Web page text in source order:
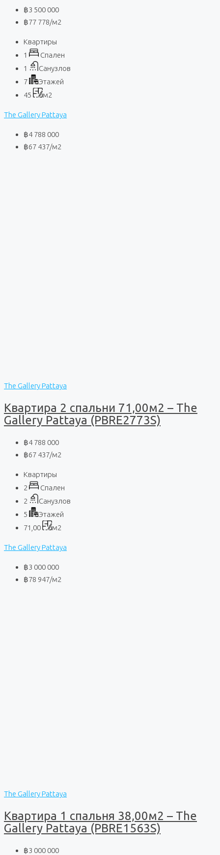
฿3 500 000
฿77 778/м2
Квартиры
1
Спален
1
Санузлов
7
Этажей
45
м2
The Gallery Pattaya
฿4 788 000
฿67 437/м2
The Gallery Pattaya
Квартира 2 спальни 71,00м2 – The
Gallery Pattaya (PBRE2773S)
฿4 788 000
฿67 437/м2
Квартиры
2
Спален
2
Санузлов
5
Этажей
71,00
м2
The Gallery Pattaya
฿3 000 000
฿78 947/м2
The Gallery Pattaya
Квартира 1 спальня 38,00м2 – The
Gallery Pattaya (PBRE1563S)
฿3 000 000